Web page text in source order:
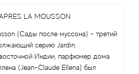
LA MOUSSON
(Сады после муссона) - третий
серию Jardin.
Индии, парфюмер дома
(Jean-Claude Ellena) был